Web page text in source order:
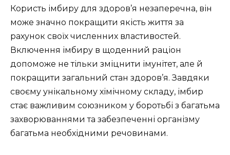
Користь імбиру для здоров’я незаперечна, він
може значно покращити якість життя за
рахунок своїх численних властивостей.
Включення імбиру в щоденний раціон
допоможе не тільки зміцнити імунітет, але й
покращити загальний стан здоров’я. Завдяки
своєму унікальному хімічному складу, імбир
стає важливим союзником у боротьбі з багатьма
захворюваннями та забезпеченні організму
багатьма необхідними речовинами.